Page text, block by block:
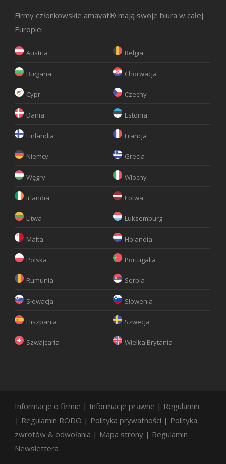
Firmy członkowskie amavat® mają swoje biura w całej
Europie:
Austria Belgia
Bułgaria Chorwacja
Cypr Czechy
Dania Estonia
Finlandia Francja
Niemcy Grecja
Węgry Włochy
Irlandia Łotwa
Litwa Luksemburg
Malta Holandia
Polska Portugalia
Rumunia Serbia
Słowacja Słowenia
Hiszpania Szwecja
Szwajcaria Wielka Brytania
Informacje o firmie | Informacje prawne | Regulamin
| Regulamin RODO | Polityka prywatności | Polityka
zwrotów & odwołania | Mapa strony | Regulamin
Newslettera